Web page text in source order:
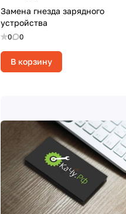
Замена гнезда зарядного
устройства
0 0
В корзину